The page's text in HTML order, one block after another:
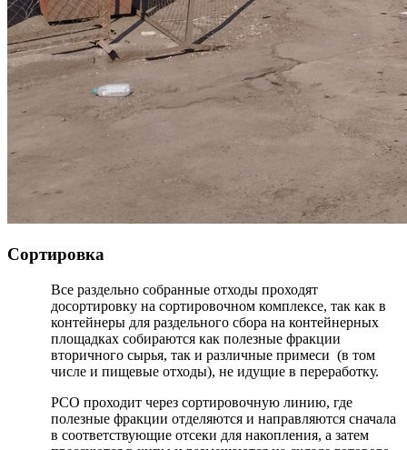
Сортировка
Все раздельно собранные отходы проходят
досортировку на сортировочном комплексе, так как в
контейнеры для раздельного сбора на контейнерных
площадках собираются как полезные фракции
вторичного сырья, так и различные примеси (в том
числе и пищевые отходы), не идущие в переработку.
РСО проходит через сортировочную линию, где
полезные фракции отделяются и направляются сначала
в соответствующие отсеки для накопления, а затем